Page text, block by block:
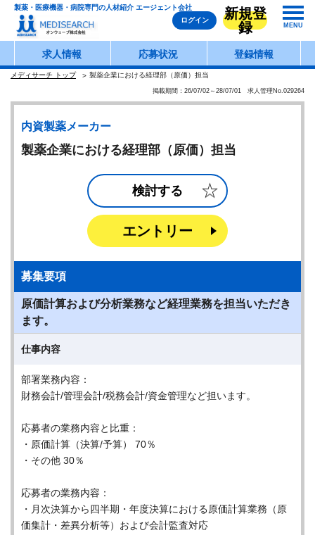
製薬・医療機器・病院専門の人材紹介 エージェント会社
ログイン
新規登
録
MENU
求人情報 応募状況 登録情報
メディサーチ トップ 製薬企業における経理部（原価）担当
掲載期間：26/07/02～28/07/01 求人管理No.029264
内資製薬メーカー
製薬企業における経理部（原価）担当
検討する
エントリー
募集要項
原価計算および分析業務など経理業務を担当いただき
ます。
仕事内容
部署業務内容：
財務会計/管理会計/税務会計/資金管理など担います。
応募者の業務内容と比重：
・原価計算（決算/予算） 70％
・その他 30％
応募者の業務内容：
・月次決算から四半期・年度決算における原価計算業務（原
価集計・差異分析等）および会計監査対応